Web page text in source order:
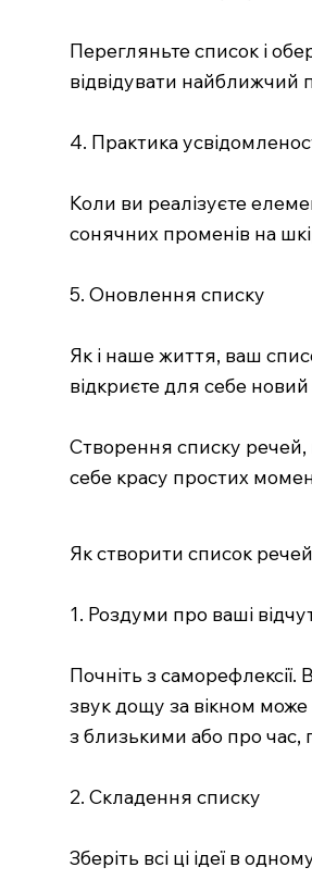
Перегляньте список і
відвідувати найближчий
4. Практика
Коли ви реалізуєте
сонячних променів на
5. Оновлення списку
Як і наше життя, ваш
відкриєте для себе
Створення списку речей,
себе красу простих
Як створити список
1. Роздуми про ваші
Почніть з
звук дощу за вікном може
з близькими або про
2. Складення списку
Зберіть всі ці ідеї в